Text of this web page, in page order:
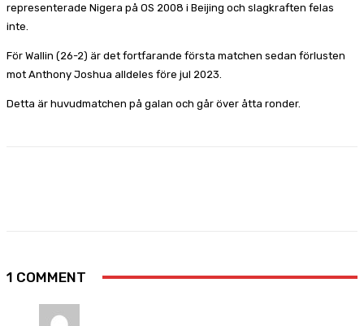
representerade Nigera på OS 2008 i Beijing och slagkraften felas
inte.
För Wallin (26-2) är det fortfarande första matchen sedan förlusten
mot Anthony Joshua alldeles före jul 2023.
Detta är huvudmatchen på galan och går över åtta ronder.
1 COMMENT